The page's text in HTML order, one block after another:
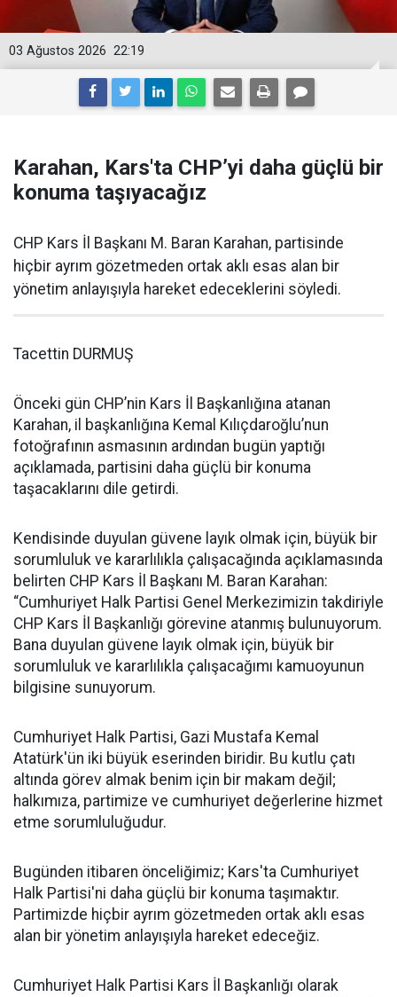
22:19
03 Ağustos 2026
Karahan, Kars'ta CHP’yi daha güçlü bir
konuma taşıyacağız
CHP Kars İl Başkanı M. Baran Karahan, partisinde
hiçbir ayrım gözetmeden ortak aklı esas alan bir
yönetim anlayışıyla hareket edeceklerini söyledi.
Tacettin DURMUŞ
Önceki gün CHP’nin Kars İl Başkanlığına atanan
Karahan, il başkanlığına Kemal Kılıçdaroğlu’nun
fotoğrafının asmasının ardından bugün yaptığı
açıklamada, partisini daha güçlü bir konuma
taşacaklarını dile getirdi.
Kendisinde duyulan güvene layık olmak için, büyük bir
sorumluluk ve kararlılıkla çalışacağında açıklamasında
belirten CHP Kars İl Başkanı M. Baran Karahan:
“Cumhuriyet Halk Partisi Genel Merkezimizin takdiriyle
CHP Kars İl Başkanlığı görevine atanmış bulunuyorum.
Bana duyulan güvene layık olmak için, büyük bir
sorumluluk ve kararlılıkla çalışacağımı kamuoyunun
bilgisine sunuyorum.
Cumhuriyet Halk Partisi, Gazi Mustafa Kemal
Atatürk'ün iki büyük eserinden biridir. Bu kutlu çatı
altında görev almak benim için bir makam değil;
halkımıza, partimize ve cumhuriyet değerlerine hizmet
etme sorumluluğudur.
Bugünden itibaren önceliğimiz; Kars'ta Cumhuriyet
Halk Partisi'ni daha güçlü bir konuma taşımaktır.
Partimizde hiçbir ayrım gözetmeden ortak aklı esas
alan bir yönetim anlayışıyla hareket edeceğiz.
Cumhuriyet Halk Partisi Kars İl Başkanlığı olarak